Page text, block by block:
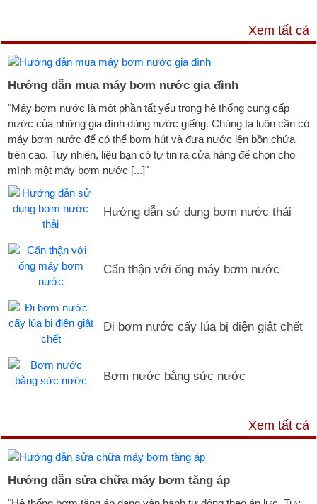
Xem tất cả
Hướng dẫn mua máy bơm nước gia đình
"Máy bơm nước là một phần tất yếu trong hệ thống cung cấp
nước của những gia đình dùng nước giếng. Chúng ta luôn cần có
máy bơm nước để có thể bơm hút và đưa nước lên bồn chứa
trên cao. Tuy nhiên, liệu bạn có tự tin ra cửa hàng để chọn cho
mình một máy bơm nước [...]"
Hướng dẫn sử dụng bơm nước thải
Cẩn thận với ống máy bơm nước
Đi bơm nước cấy lúa bị điện giật chết
Bơm nước bằng sức nước
Xem tất cả
Hướng dẫn sửa chữa máy bơm tăng áp